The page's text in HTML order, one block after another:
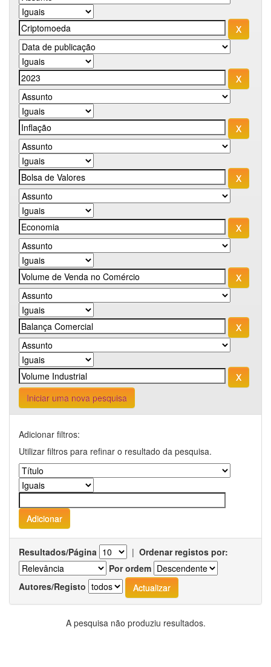
Iniciar uma nova pesquisa
Adicionar filtros:
Utilizar filtros para refinar o resultado da pesquisa.
Resultados/Página | Ordenar registos por:
Por ordem
Autores/Registo
A pesquisa não produziu resultados.